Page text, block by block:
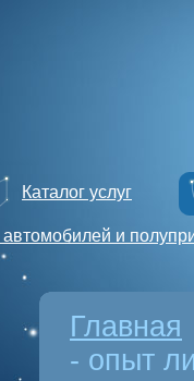
Каталог услуг
и
Главная
- опыт